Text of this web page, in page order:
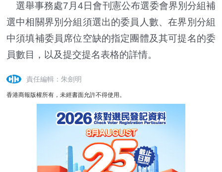
選舉事務處7月4日會刊憲公布選委會界別分組補
選中相關界別分組須選出的委員人數、在界別分組
中須填補委員席位空缺的指定團體及其可提名的委
員數目，以及提交提名表格的詳情。
責任編輯：朱劍明
香港商報版權所有，未經書面允許不得使用。